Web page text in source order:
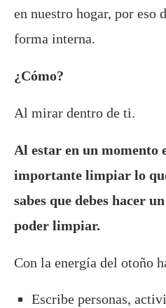
en nuestro hogar, por eso
forma interna.
¿Cómo?
Al mirar dentro de ti.
Al estar en un momento
importante limpiar lo
sabes que debes hacer
poder limpiar.
Con la energía del otoño
Escribe personas,